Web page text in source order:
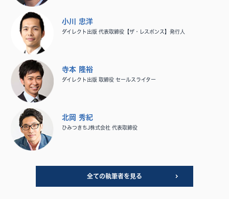
小川 忠洋
ダイレクト出版 代表取締役【ザ・レスポンス】発行人
寺本 隆裕
ダイレクト出版 取締役 セールスライター
北岡 秀紀
ひみつきちJ株式会社 代表取締役
全ての執筆者を見る